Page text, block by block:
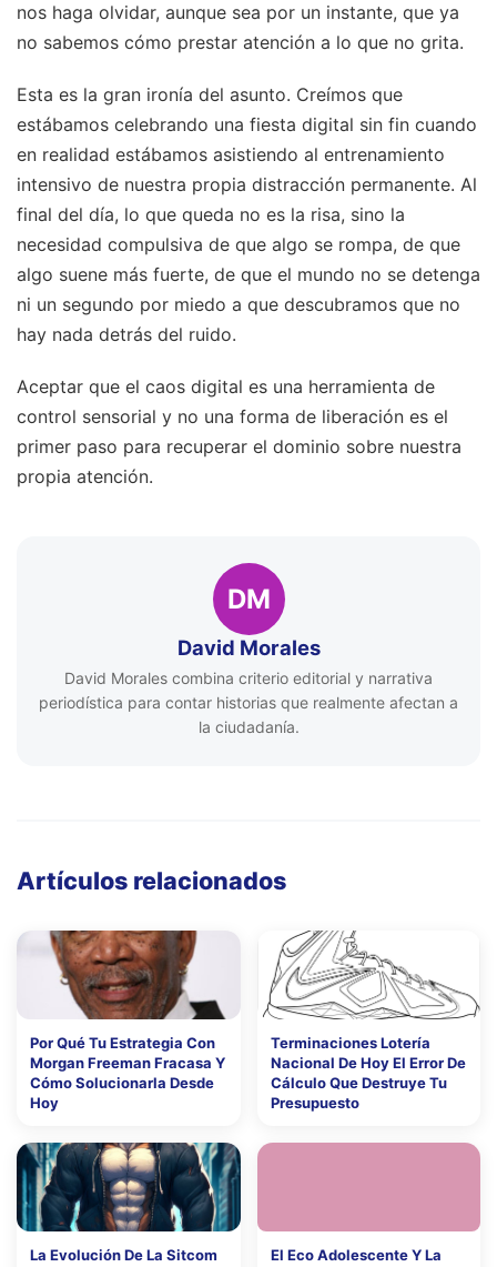
nos haga olvidar, aunque sea por un instante, que ya
no sabemos cómo prestar atención a lo que no grita.
Esta es la gran ironía del asunto. Creímos que
estábamos celebrando una fiesta digital sin fin cuando
en realidad estábamos asistiendo al entrenamiento
intensivo de nuestra propia distracción permanente. Al
final del día, lo que queda no es la risa, sino la
necesidad compulsiva de que algo se rompa, de que
algo suene más fuerte, de que el mundo no se detenga
ni un segundo por miedo a que descubramos que no
hay nada detrás del ruido.
Aceptar que el caos digital es una herramienta de
control sensorial y no una forma de liberación es el
primer paso para recuperar el dominio sobre nuestra
propia atención.
DM
David Morales
David Morales combina criterio editorial y narrativa
periodística para contar historias que realmente afectan a
la ciudadanía.
Artículos relacionados
Por Qué Tu Estrategia Con
Morgan Freeman Fracasa Y
Cómo Solucionarla Desde
Hoy
Terminaciones Lotería
Nacional De Hoy El Error De
Cálculo Que Destruye Tu
Presupuesto
La Evolución De La Sitcom
El Eco Adolescente Y La